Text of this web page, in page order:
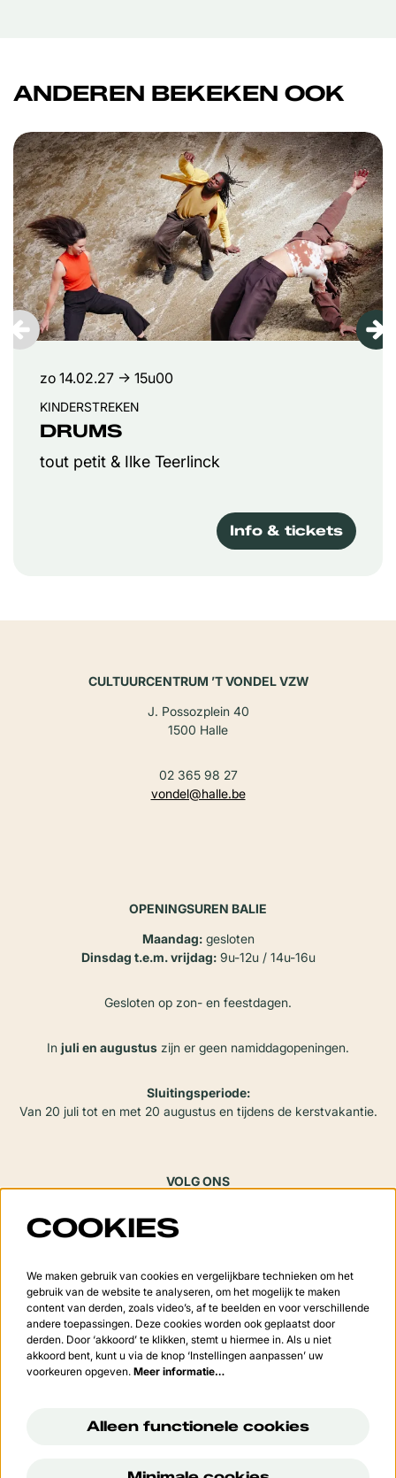
ANDEREN BEKEKEN OOK
Overslaan
DRUMS
tout petit & Ilke Teerlinck
KINDERSTREKEN
zo 14.02.27 → 15u00
Info & tickets
CULTUURCENTRUM ’T VONDEL VZW
J. Possozplein 40
1500 Halle
02 365 98 27
vondel@halle.be
OPENINGSUREN BALIE
Maandag:gesloten
Dinsdag t.e.m. vrijdag:9u-12u / 14u-16u
Gesloten op zon- en feestdagen.
In juli en augustus zijn er geen namiddagopeningen.
Sluitingsperiode:
Van 20 juli tot en met 20 augustus en tijdens de kerstvakantie.
VOLG ONS
Meld je aan voor de nieuwsbrief
Aanmelden
Data Processing Addendum van Google.
COOKIES
We maken gebruik van cookies en vergelijkbare technieken om het
gebruik van de website te analyseren, om het mogelijk te maken
content van derden, zoals video’s, af te beelden en voor verschillende
andere toepassingen. Deze cookies worden ook geplaatst door
derden. Door ‘akkoord’ te klikken, stemt u hiermee in. Als u niet
akkoord bent, kunt u via de knop ‘Instellingen aanpassen’ uw
voorkeuren opgeven. Meer informatie…
Alleen functionele cookies